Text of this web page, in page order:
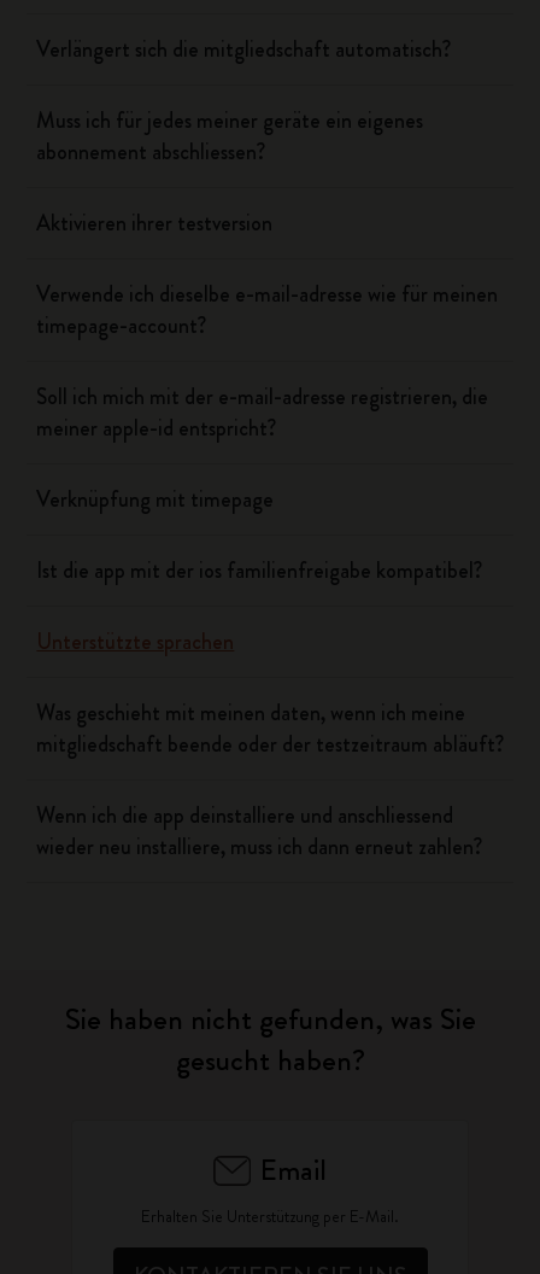
Verlängert sich die mitgliedschaft automatisch?
Muss ich für jedes meiner geräte ein eigenes
abonnement abschliessen?
Aktivieren ihrer testversion
Verwende ich dieselbe e-mail-adresse wie für meinen
timepage-account?
Soll ich mich mit der e-mail-adresse registrieren, die
meiner apple-id entspricht?
Verknüpfung mit timepage
Ist die app mit der ios familienfreigabe kompatibel?
Unterstützte sprachen
Was geschieht mit meinen daten, wenn ich meine
mitgliedschaft beende oder der testzeitraum abläuft?
Wenn ich die app deinstalliere und anschliessend
wieder neu installiere, muss ich dann erneut zahlen?
Sie haben nicht gefunden, was Sie
gesucht haben?
Email
Erhalten Sie Unterstützung per E-Mail.